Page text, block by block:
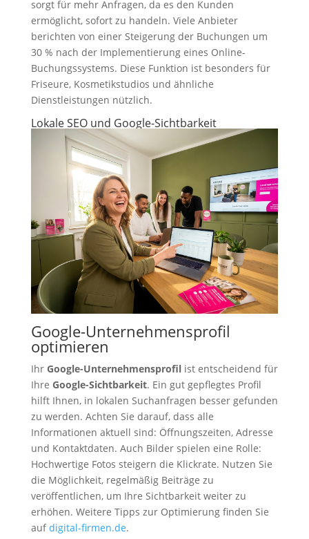
sorgt für mehr Anfragen, da es den Kunden
ermöglicht, sofort zu handeln. Viele Anbieter
berichten von einer Steigerung der Buchungen um
30 % nach der Implementierung eines Online-
Buchungssystems. Diese Funktion ist besonders für
Friseure, Kosmetikstudios und ähnliche
Dienstleistungen nützlich.
Lokale SEO und Google-Sichtbarkeit
Google-Unternehmensprofil
optimieren
Ihr Google-Unternehmensprofilist entscheidend für
Ihre Google-Sichtbarkeit. Ein gut gepflegtes Profil
hilft Ihnen, in lokalen Suchanfragen besser gefunden
zu werden. Achten Sie darauf, dass alle
Informationen aktuell sind: Öffnungszeiten, Adresse
und Kontaktdaten. Auch Bilder spielen eine Rolle:
Hochwertige Fotos steigern die Klickrate. Nutzen Sie
die Möglichkeit, regelmäßig Beiträge zu
veröffentlichen, um Ihre Sichtbarkeit weiter zu
erhöhen. Weitere Tipps zur Optimierung finden Sie
aufdigital-firmen.de.